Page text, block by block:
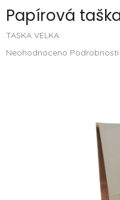
Papírová
TASKA VELKA
Průměrné
Neohodnoceno